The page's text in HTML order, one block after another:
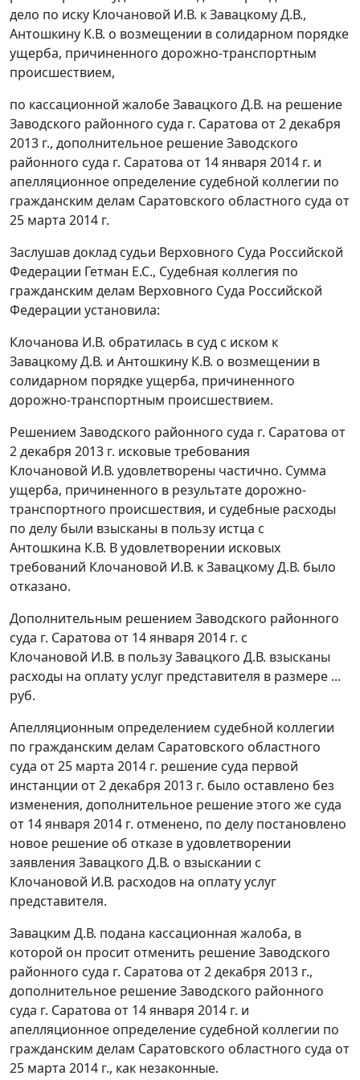
дело по иску Клочановой И.В. к Завацкому Д.В.,
Антошкину К.В. о возмещении в солидарном порядке
ущерба, причиненного дорожно-транспортным
происшествием,
по кассационной жалобе Завацкого Д.В. на решение
Заводского районного суда г. Саратова от 2 декабря
2013 г., дополнительное решение Заводского
районного суда г. Саратова от 14 января 2014 г. и
апелляционное определение судебной коллегии по
гражданским делам Саратовского областного суда от
25 марта 2014 г.
Заслушав доклад судьи Верховного Суда Российской
Федерации Гетман Е.С., Судебная коллегия по
гражданским делам Верховного Суда Российской
Федерации установила:
Клочанова И.В. обратилась в суд с иском к
Завацкому Д.В. и Антошкину К.В. о возмещении в
солидарном порядке ущерба, причиненного
дорожно-транспортным происшествием.
Решением Заводского районного суда г. Саратова от
2 декабря 2013 г. исковые требования
Клочановой И.В. удовлетворены частично. Сумма
ущерба, причиненного в результате дорожно-
транспортного происшествия, и судебные расходы
по делу были взысканы в пользу истца с
Антошкина К.В. В удовлетворении исковых
требований Клочановой И.В. к Завацкому Д.В. было
отказано.
Дополнительным решением Заводского районного
суда г. Саратова от 14 января 2014 г. с
Клочановой И.В. в пользу Завацкого Д.В. взысканы
расходы на оплату услуг представителя в размере ...
руб.
Апелляционным определением судебной коллегии
по гражданским делам Саратовского областного
суда от 25 марта 2014 г. решение суда первой
инстанции от 2 декабря 2013 г. было оставлено без
изменения, дополнительное решение этого же суда
от 14 января 2014 г. отменено, по делу постановлено
новое решение об отказе в удовлетворении
заявления Завацкого Д.В. о взыскании с
Клочановой И.В. расходов на оплату услуг
представителя.
Завацким Д.В. подана кассационная жалоба, в
которой он просит отменить решение Заводского
районного суда г. Саратова от 2 декабря 2013 г.,
дополнительное решение Заводского районного
суда г. Саратова от 14 января 2014 г. и
апелляционное определение судебной коллегии по
гражданским делам Саратовского областного суда от
25 марта 2014 г., как незаконные.